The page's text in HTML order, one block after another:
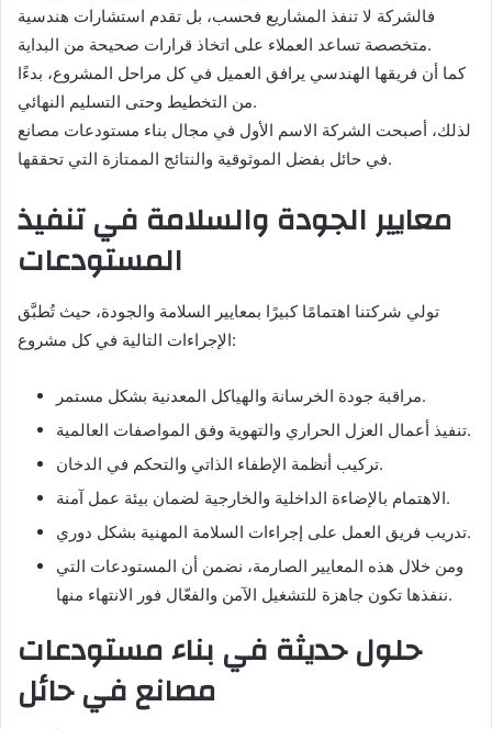
فالشركة لا تنفذ المشاريع فحسب، بل تقدم استشارات هندسية
متخصصة تساعد العملاء على اتخاذ قرارات صحيحة من البداية.
كما أن فريقها الهندسي يرافق العميل في كل مراحل المشروع، بدءًا
من التخطيط وحتى التسليم النهائي.
لذلك، أصبحت الشركة الاسم الأول في مجال بناء مستودعات مصانع
في حائل بفضل الموثوقية والنتائج الممتازة التي تحققها.
معايير الجودة والسلامة في تنفيذ
المستودعات
تولي شركتنا اهتمامًا كبيرًا بمعايير السلامة والجودة، حيث تُطبَّق
الإجراءات التالية في كل مشروع:
مراقبة جودة الخرسانة والهياكل المعدنية بشكل مستمر.
تنفيذ أعمال العزل الحراري والتهوية وفق المواصفات العالمية.
تركيب أنظمة الإطفاء الذاتي والتحكم في الدخان.
الاهتمام بالإضاءة الداخلية والخارجية لضمان بيئة عمل آمنة.
تدريب فريق العمل على إجراءات السلامة المهنية بشكل دوري.
ومن خلال هذه المعايير الصارمة، نضمن أن المستودعات التي
ننفذها تكون جاهزة للتشغيل الآمن والفعّال فور الانتهاء منها.
حلول حديثة في بناء مستودعات
مصانع في حائل